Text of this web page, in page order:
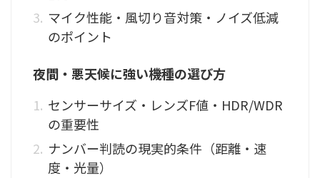
マイク性能・風切り音対策・ノイズ低減
のポイント
夜間・悪天候に強い機種の選び方
センサーサイズ・レンズF値・HDR/WDR
の重要性
ナンバー判読の現実的条件（距離・速
度・光量）